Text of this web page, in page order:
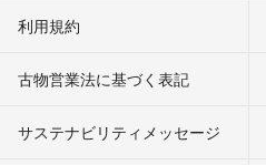
利用規約
古物営業法に基づく表記
サステナビリティメッセージ